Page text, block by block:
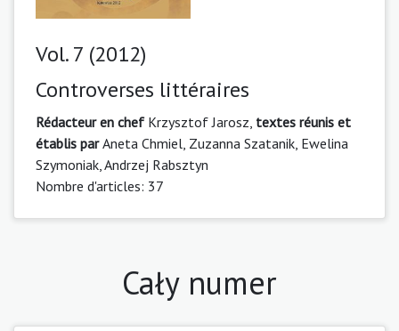
Vol. 7 (2012)
Controverses littéraires
Rédacteur en chef Krzysztof Jarosz, textes réunis et
établis parAneta Chmiel, Zuzanna Szatanik, Ewelina
Szymoniak, Andrzej Rabsztyn
Nombre d'articles: 37
Cały numer